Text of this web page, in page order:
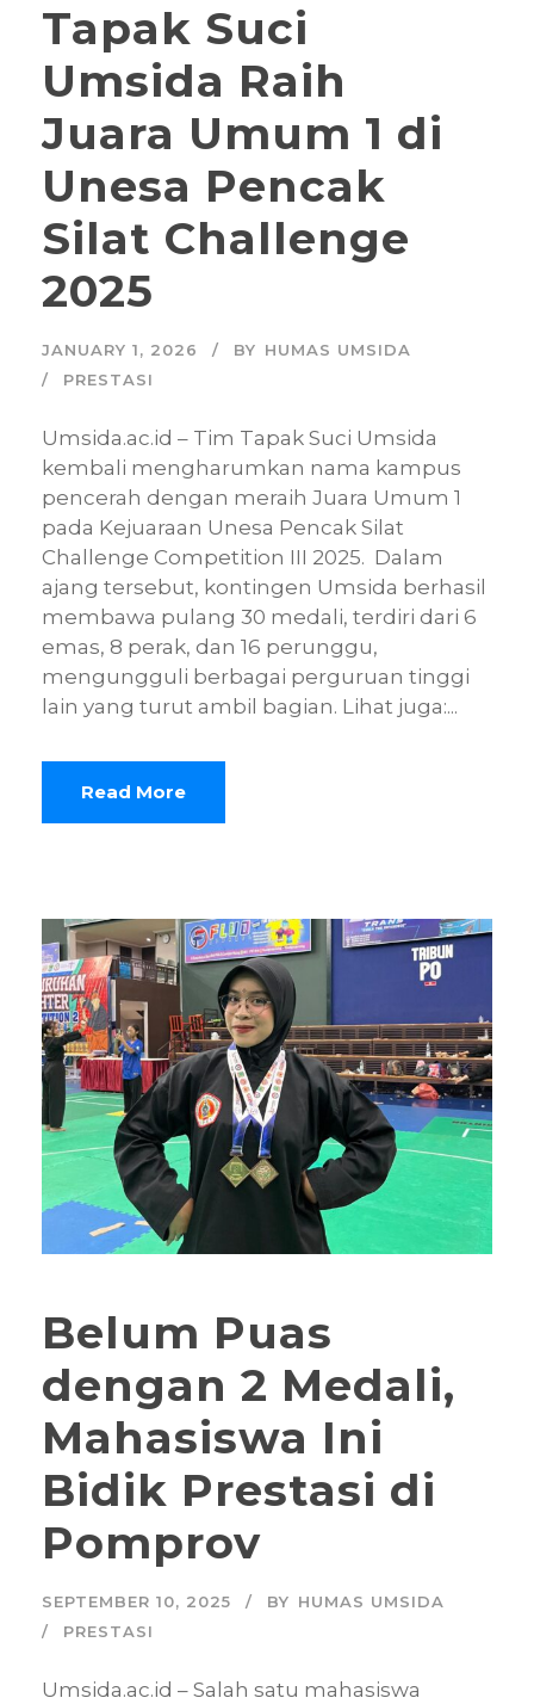
Tapak Suci
Umsida Raih
Juara Umum 1 di
Unesa Pencak
Silat Challenge
2025
JANUARY 1, 2026 BY HUMAS UMSIDA
PRESTASI
Umsida.ac.id – Tim Tapak Suci Umsida
kembali mengharumkan nama kampus
pencerah dengan meraih Juara Umum 1
pada Kejuaraan Unesa Pencak Silat
Challenge Competition III 2025. Dalam
ajang tersebut, kontingen Umsida berhasil
membawa pulang 30 medali, terdiri dari 6
emas, 8 perak, dan 16 perunggu,
mengungguli berbagai perguruan tinggi
lain yang turut ambil bagian. Lihat juga:...
Read More
Belum Puas
dengan 2 Medali,
Mahasiswa Ini
Bidik Prestasi di
Pomprov
SEPTEMBER 10, 2025 BY HUMAS UMSIDA
PRESTASI
Umsida.ac.id – Salah satu mahasiswa